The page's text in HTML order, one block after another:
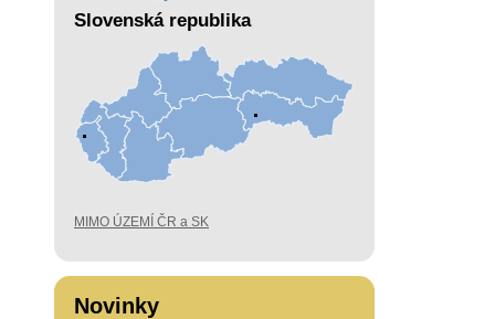
Slovenská republika
MIMO ÚZEMÍ ČR a SK
Novinky